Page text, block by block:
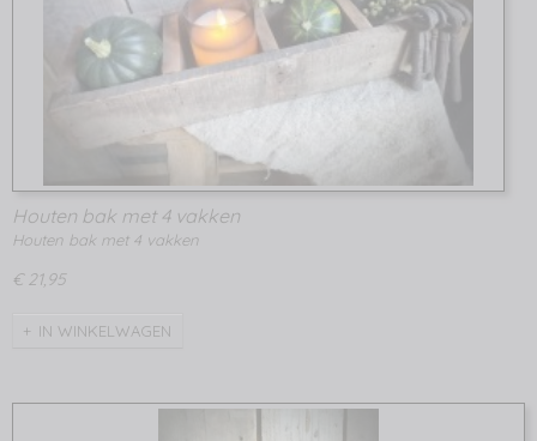
Houten bak met 4 vakken
Houten bak met 4 vakken
€ 21,95
IN WINKELWAGEN